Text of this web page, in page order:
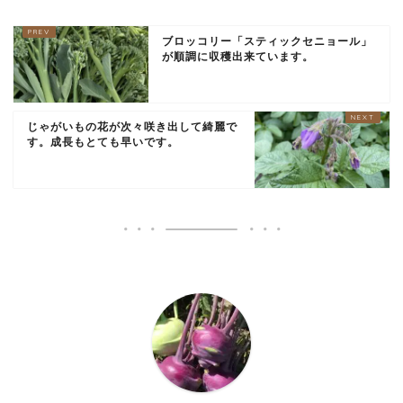
ブロッコリー「スティックセニョール」
が順調に収穫出来ています。
じゃがいもの花が次々咲き出して綺麗で
す。成長もとても早いです。